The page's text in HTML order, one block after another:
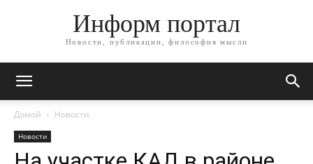
Информ портал
Новости, публикации, философия мысли
Домой Новости
Новости